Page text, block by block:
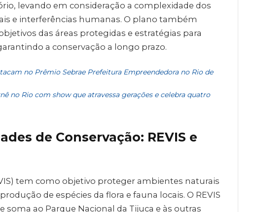
levando em consideração a complexidade dos
e interferências humanas. O plano também
das áreas protegidas e estratégias para
a conservação a longo prazo.
no Prêmio Sebrae Prefeitura Empreendedora no Rio de
no Rio com show que atravessa gerações e celebra quatro
de Conservação: REVIS e
tem como objetivo proteger ambientes naturais
de espécies da flora e fauna locais. O REVIS
soma ao Parque Nacional da Tijuca e às outras